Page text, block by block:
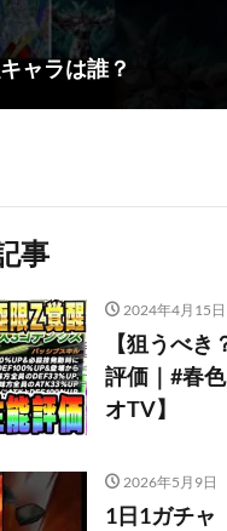
ャラは誰？
事
2024年4月15日
【狙うべ
評価｜#春
オTV】
2026年5月9日
1日1ガチャ